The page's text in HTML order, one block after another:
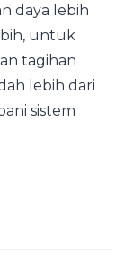
daya lebih
untuk
tagihan
lebih dari
sistem